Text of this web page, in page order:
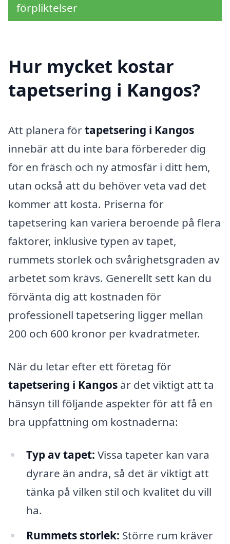
förpliktelser
Hur mycket kostar
tapetsering i Kangos?
Att planera förtapetsering i Kangos
innebär att du inte bara förbereder dig
för en fräsch och ny atmosfär i ditt hem,
utan också att du behöver veta vad det
kommer att kosta. Priserna för
tapetsering kan variera beroende på flera
faktorer, inklusive typen av tapet,
rummets storlek och svårighetsgraden av
arbetet som krävs. Generellt sett kan du
förvänta dig att kostnaden för
professionell tapetsering ligger mellan
200 och 600 kronor per kvadratmeter.
När du letar efter ett företag för
tapetsering i Kangos är det viktigt att ta
hänsyn till följande aspekter för att få en
bra uppfattning om kostnaderna:
Typ av tapet: Vissa tapeter kan vara
dyrare än andra, så det är viktigt att
tänka på vilken stil och kvalitet du vill
ha.
Rummets storlek: Större rum kräver